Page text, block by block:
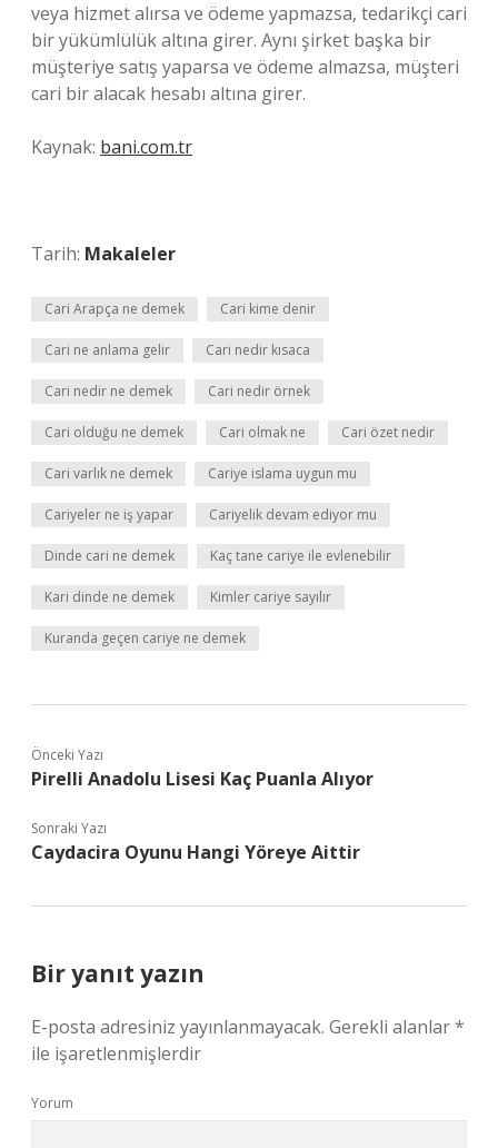
veya hizmet alırsa ve ödeme yapmazsa, tedarikçi cari
bir yükümlülük altına girer. Aynı şirket başka bir
müşteriye satış yaparsa ve ödeme almazsa, müşteri
cari bir alacak hesabı altına girer.
Kaynak: bani.com.tr
Tarih: Makaleler
Cari Arapça ne demek Cari kime denir
Cari ne anlama gelir Cari nedir kısaca
Cari nedir ne demek Cari nedir örnek
Cari olduğu ne demek Cari olmak ne Cari özet nedir
Cari varlık ne demek Cariye islama uygun mu
Cariyeler ne iş yapar Cariyelik devam ediyor mu
Dinde cari ne demek Kaç tane cariye ile evlenebilir
Kari dinde ne demek Kimler cariye sayılır
Kuranda geçen cariye ne demek
Önceki Yazı
Pirelli Anadolu Lisesi Kaç Puanla Alıyor
Sonraki Yazı
Caydacira Oyunu Hangi Yöreye Aittir
Bir yanıt yazın
E-posta adresiniz yayınlanmayacak. Gerekli alanlar*
ile işaretlenmişlerdir
Yorum